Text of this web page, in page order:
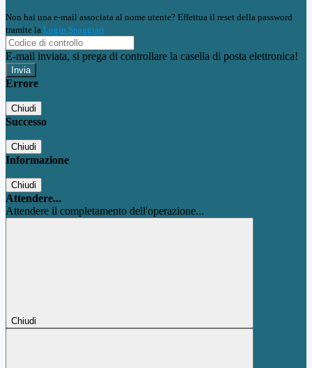
Non hai una e-mail associata al nome utente? Effettua il reset della password
tramite la Login Spaggiari
E-mail inviata, si prega di controllare la casella di posta elettronica!
Errore
Chiudi
Successo
Chiudi
Informazione
Chiudi
Attendere...
Attendere il completamento dell'operazione...
Chiudi